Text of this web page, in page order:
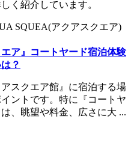
く紹介しています。
ア』コートヤード宿泊体験
？
スクエア館』に宿泊する場
ントです。特に『コートヤ
、眺望や料金、広さに大 ...